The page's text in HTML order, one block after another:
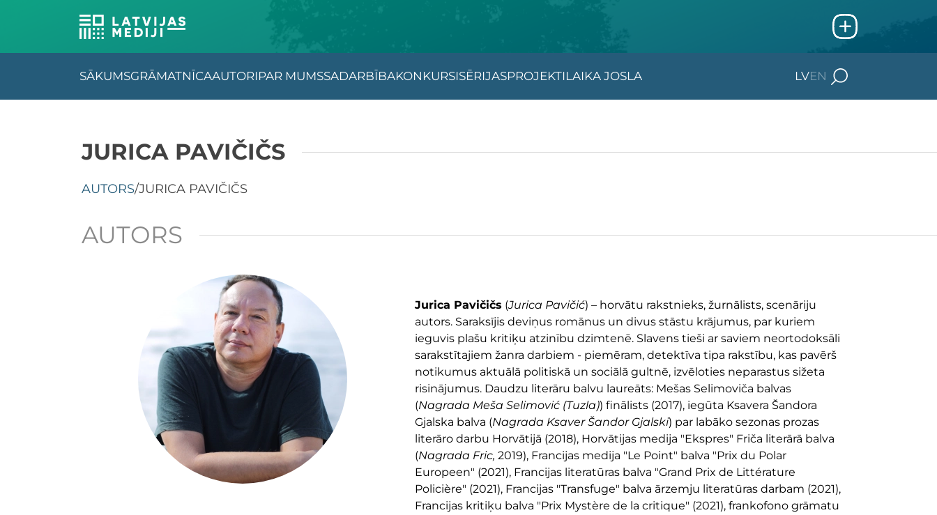
SĀKUMSGRĀMATNĪCAAUTORIPAR MUMSSADARBĪBAKONKURSISĒRIJASPROJEKTILAIKA JOSLA LVEN
JURICA PAVIČIČS
AUTORS/JURICA PAVIČIČS
AUTORS
Jurica Pavičičs (Jurica Pavičić) – horvātu rakstnieks, žurnālists, scenāriju
autors. Saraksījis deviņus romānus un divus stāstu krājumus, par kuriem
ieguvis plašu kritiķu atzinību dzimtenē. Slavens tieši ar saviem neortodoksāli
sarakstītajiem žanra darbiem - piemēram, detektīva tipa rakstību, kas pavērš
notikumus aktuālā politiskā un sociālā gultnē, izvēloties neparastus sižeta
risinājumus. Daudzu literāru balvu laureāts: Mešas Selimoviča balvas
(Nagrada Meša Selimović (Tuzla)) finālists (2017), iegūta Ksavera Šandora
Gjalska balva (Nagrada Ksaver Šandor Gjalski) par labāko sezonas prozas
literāro darbu Horvātijā (2018), Horvātijas medija "Ekspres" Friča literārā balva
(Nagrada Fric, 2019), Francijas medija "Le Point" balva "Prix du Polar
Europeen" (2021), Francijas literatūras balva "Grand Prix de Littérature
Policière" (2021), Francijas "Transfuge" balva ārzemju literatūras darbam (2021),
Francijas kritiķu balva "Prix Mystère de la critique" (2021), frankofono grāmatu